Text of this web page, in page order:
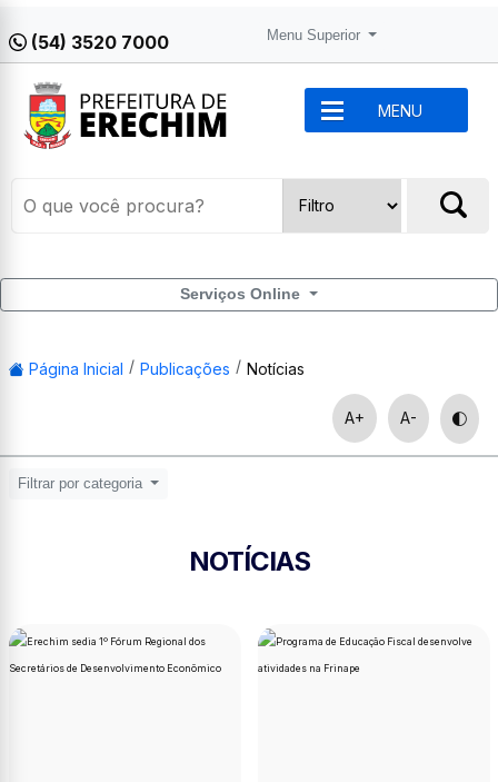
(54) 3520 7000 Menu Superior
MENU
Serviços Online
Página Inicial Publicações Notícias
A+ A-
Filtrar por categoria
NOTÍCIAS